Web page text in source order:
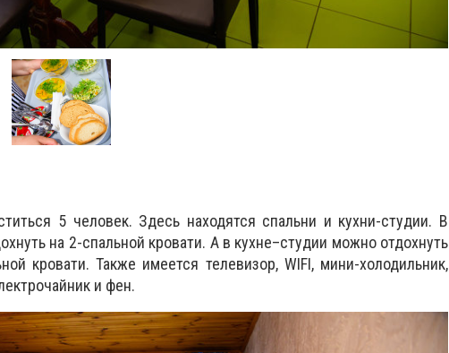
5 человек. Здесь находятся спальни и кухни-студии. В
на 2-спальной кровати. А в кухне–студии можно отдохнуть
кровати. Также имеется телевизор, WIFI, мини-холодильник,
и фен.